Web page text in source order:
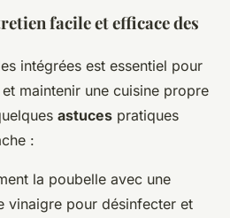
facile et efficace des
intégrées est essentiel pour
maintenir une cuisine propre
astuces pratiques
:
la poubelle avec une
vinaigre pour désinfecter et